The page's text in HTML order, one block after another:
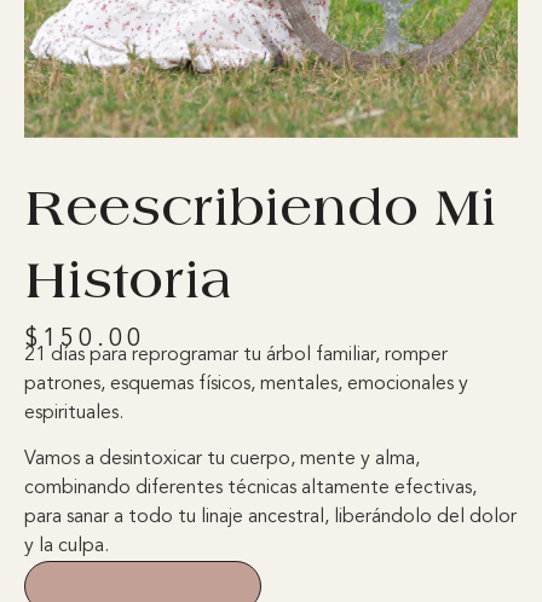
Reescribiendo Mi
Historia
$150.00
21 días para reprogramar tu árbol familiar, romper
patrones, esquemas físicos, mentales, emocionales y
espirituales.
Vamos a desintoxicar tu cuerpo, mente y alma,
combinando diferentes técnicas altamente efectivas,
para sanar a todo tu linaje ancestral, liberándolo del dolor
y la culpa.